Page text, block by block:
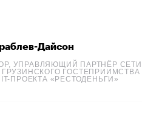
Дайсон
УПРАВЛЯЮЩИЙ ПАРТНЁР
ГОСТЕПРИИМСТВА
ПРОЕКТА «РЕСТОДЕНЬГИ»